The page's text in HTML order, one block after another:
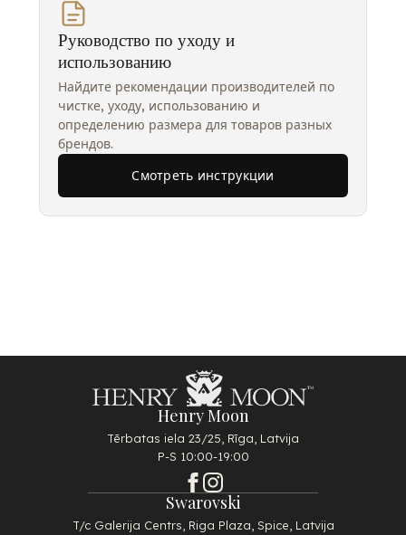
Руководство по уходу и
использованию
Найдите рекомендации производителей по
чистке, уходу, использованию и
определению размера для товаров разных
брендов.
Смотреть инструкции
Henry Moon
Tērbatas iela 23/25, Rīga, Latvija
P-S 10:00-19:00
Swarovski
T/c Galerija Centrs, Riga Plaza, Spice, Latvija